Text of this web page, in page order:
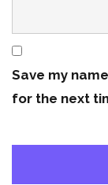
Save my
for the next